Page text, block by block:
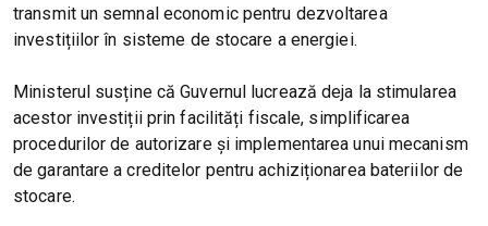
transmit un semnal economic pentru dezvoltarea
investițiilor în sisteme de stocare a energiei.
Ministerul susține că Guvernul lucrează deja la stimularea
acestor investiții prin facilități fiscale, simplificarea
procedurilor de autorizare și implementarea unui mecanism
de garantare a creditelor pentru achiziționarea bateriilor de
stocare.